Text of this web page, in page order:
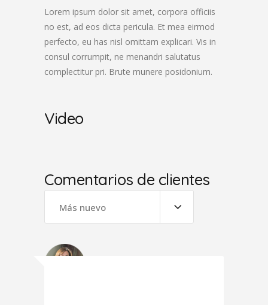
Lorem ipsum dolor sit amet, corpora officiis
no est, ad eos dicta pericula. Et mea eirmod
perfecto, eu has nisl omittam explicari. Vis in
consul corrumpit, ne menandri salutatus
complectitur pri. Brute munere posidonium.
Video
Comentarios de clientes
Más nuevo